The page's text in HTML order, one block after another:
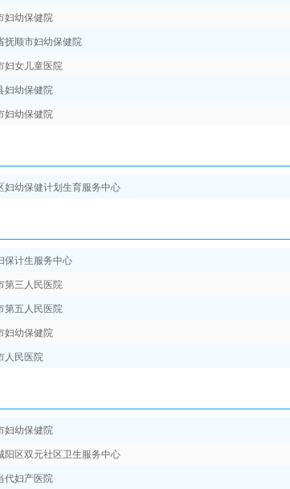
妇幼保健院
抚顺市妇幼保健院
妇女儿童医院
妇幼保健院
妇幼保健院
妇幼保健计划生育服务中心
保计生服务中心
第三人民医院
第五人民医院
妇幼保健院
人民医院
妇幼保健院
阳区双元社区卫生服务中心
代妇产医院